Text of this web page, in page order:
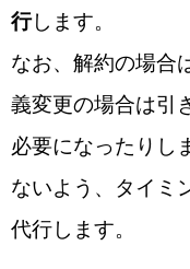
行します。
なお、解約の場合
義変更の場合は引
必要になったりし
ないよう、タイミ
代行します。